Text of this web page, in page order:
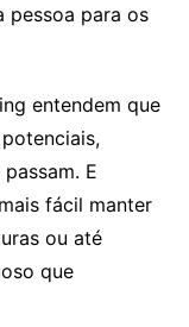
pessoa para os
entendem que
E
fácil manter
ou até
que